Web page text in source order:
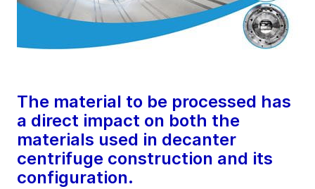
The material to be processed has
a direct impact on both the
materials used in decanter
centrifuge construction and its
configuration.